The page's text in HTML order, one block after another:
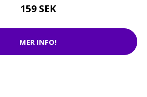
159 SEK
MER INFO!